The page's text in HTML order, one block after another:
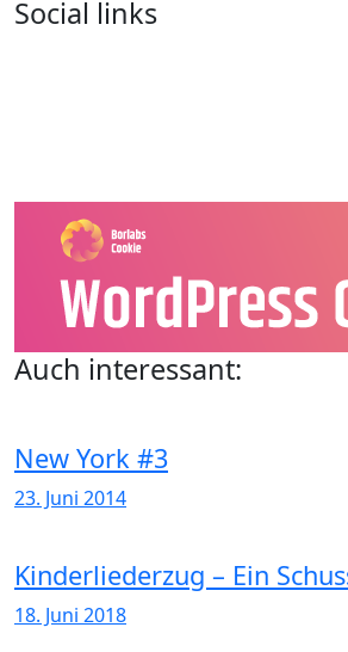
Social links
Auch interessant:
New York #3
23. Juni 2014
Kinderliederzug – Ein
18. Juni 2018